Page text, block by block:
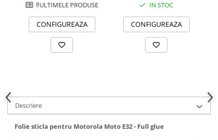
‼️ULTIMELE PRODUSE
CONFIGUREAZA
IN STOC
CONFIGUREAZA
Descriere
Folie sticla pentru Motorola Moto E32 - Full glue